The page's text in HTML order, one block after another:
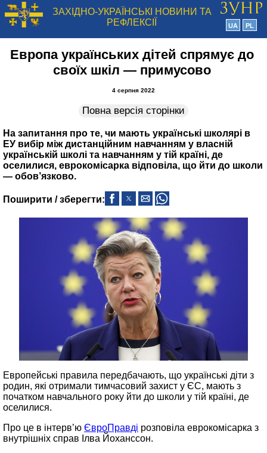
ЗАХІДНО-УКРАЇНСЬКІ НОВИНИ ТА
РЕФЛЕКСІЇ
UA PL
Европа українських дітей спрямує до
своїх шкіл — примусово
4 серпня 2022
Повна версія сторінки
На запитання про те, чи мають українські школярі в
ЕУ вибір між дистанційним навчанням у власній
українській школі та навчанням у тій країні, де
оселилися, еврокомісарка відповіла, що йти до школи
— обов’язково.
Поширити / зберегти:
Европейські правила передбачають, що українські діти з
родин, які отримали тимчасовий захист у ЄС, мають з
початком навчального року йти до школи у тій країні, де
оселилися.
Про це в інтерв’ю ЄвроПравді розповіла еврокомісарка з
внутрішніх справ Ілва Йоханссон.